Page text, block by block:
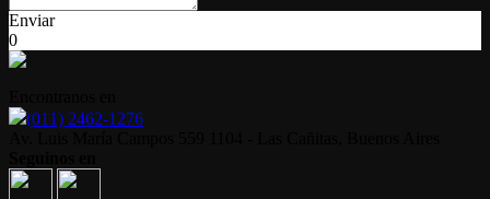
Enviar
0
(011) 2462-1276